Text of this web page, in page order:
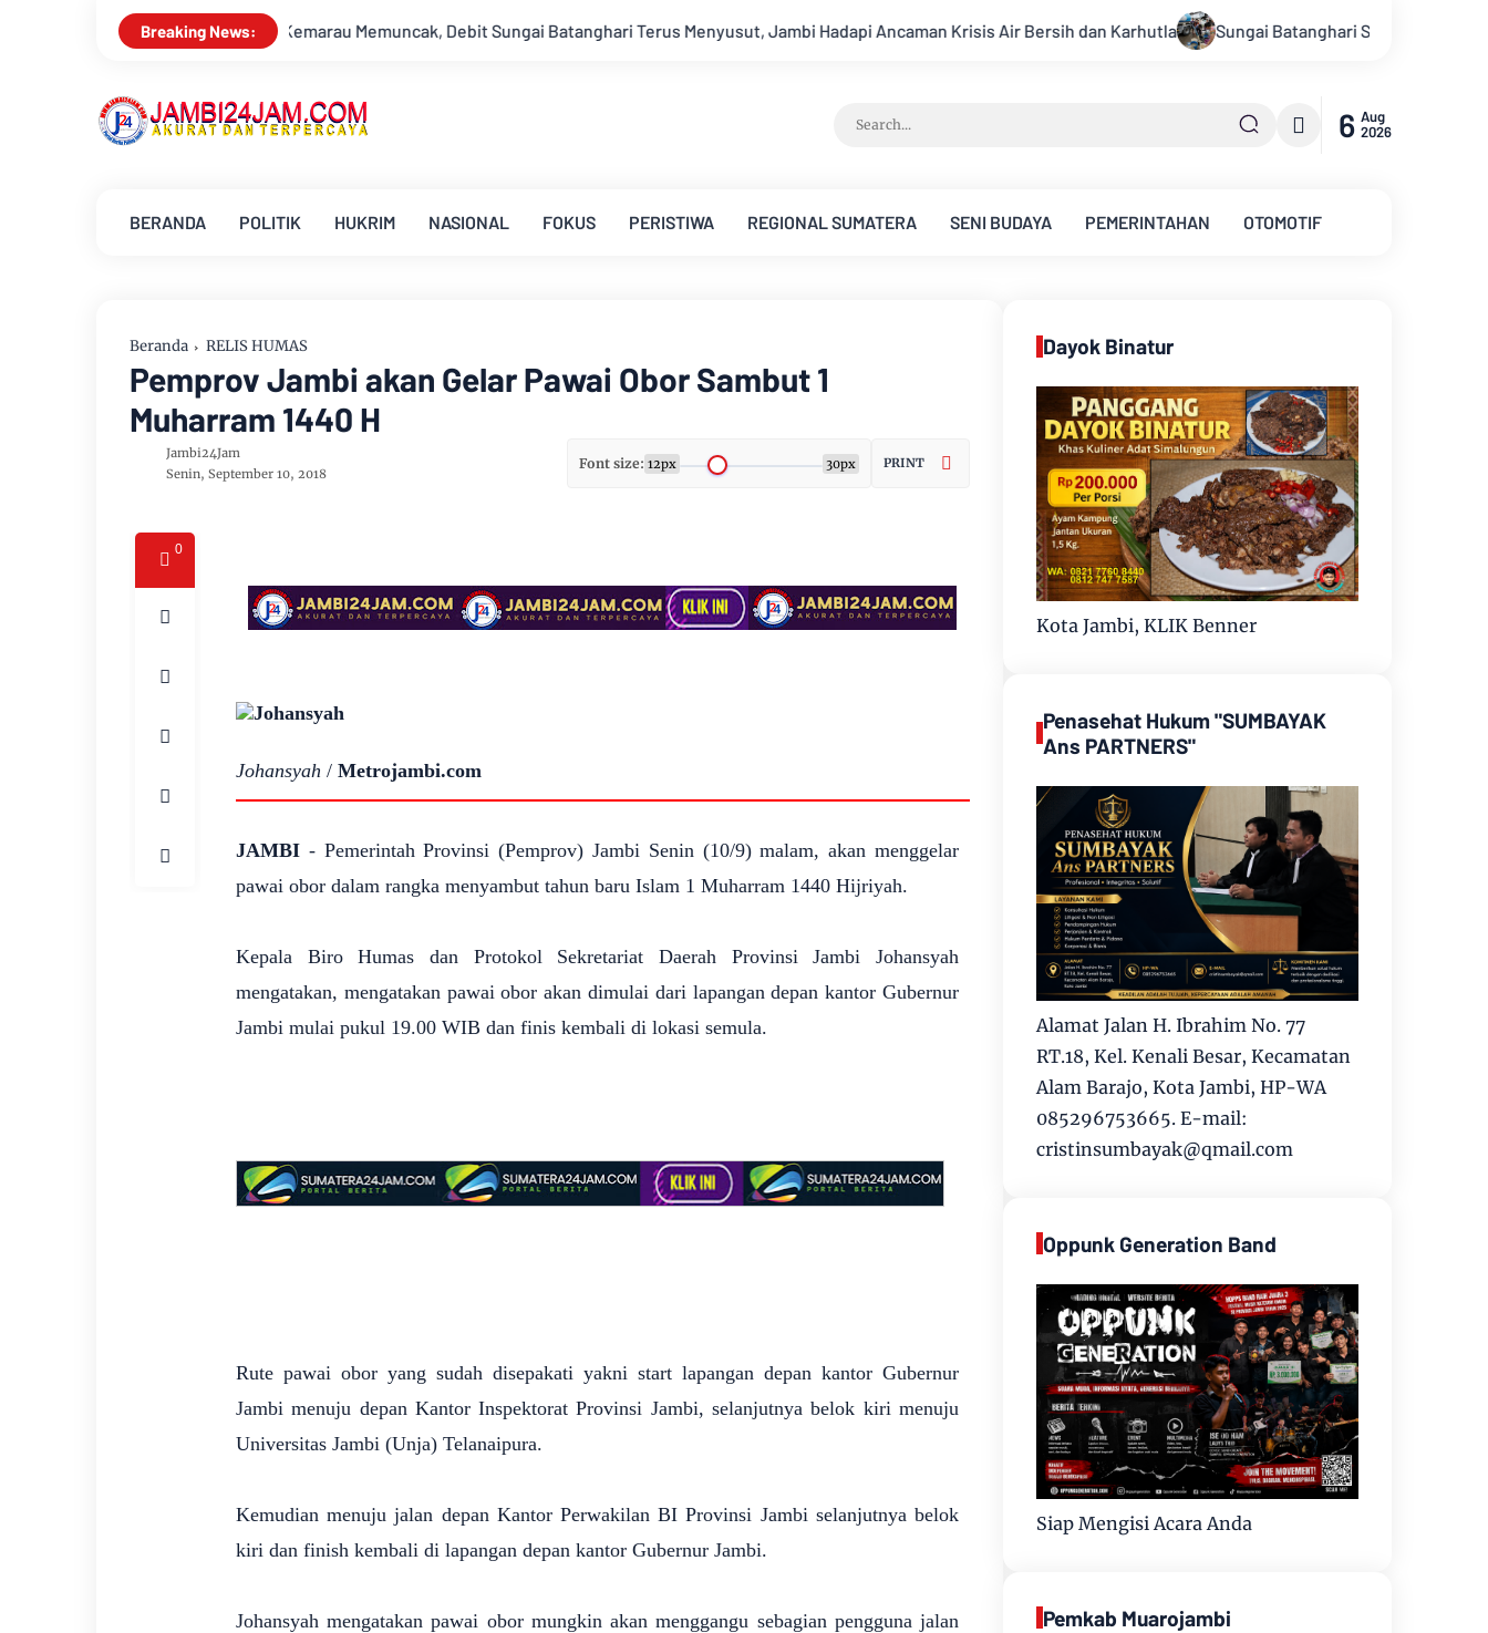
Breaking News:
Kemarau Memuncak, Debit Sungai Batanghari Terus Menyusut, Jambi Hadapi Ancaman Krisis Air Bersih dan Karhutla Sungai Batanghari Surut Akibat Kemarau, Pasokan Air Bersih
6 Aug
2026
BERANDA POLITIK HUKRIM NASIONAL FOKUS PERISTIWA REGIONAL SUMATERA SENI BUDAYA PEMERINTAHAN OTOMOTIF
Beranda RELIS HUMAS
Pemprov Jambi akan Gelar Pawai Obor Sambut 1
Muharram 1440 H
Jambi24Jam
Senin, September 10, 2018
Font size: 12px 30px PRINT
0
Johansyah / Metrojambi.com
JAMBI- Pemerintah Provinsi (Pemprov) Jambi Senin (10/9) malam, akan menggelar
pawai obor dalam rangka menyambut tahun baru Islam 1 Muharram 1440 Hijriyah.
Kepala Biro Humas dan Protokol Sekretariat Daerah Provinsi Jambi Johansyah
mengatakan, mengatakan pawai obor akan dimulai dari lapangan depan kantor Gubernur
Jambi mulai pukul 19.00 WIB dan finis kembali di lokasi semula.
Rute pawai obor yang sudah disepakati yakni start lapangan depan kantor Gubernur
Jambi menuju depan Kantor Inspektorat Provinsi Jambi, selanjutnya belok kiri menuju
Universitas Jambi (Unja) Telanaipura.
Kemudian menuju jalan depan Kantor Perwakilan BI Provinsi Jambi selanjutnya belok
kiri dan finish kembali di lapangan depan kantor Gubernur Jambi.
Johansyah mengatakan pawai obor mungkin akan menggangu sebagian pengguna jalan
Dayok Binatur
Kota Jambi, KLIK Benner
Penasehat Hukum "SUMBAYAK
Ans PARTNERS"
Alamat Jalan H. Ibrahim No. 77
RT.18, Kel. Kenali Besar, Kecamatan
Alam Barajo, Kota Jambi, HP-WA
085296753665. E-mail:
cristinsumbayak@qmail.com
Oppunk Generation Band
Siap Mengisi Acara Anda
Pemkab Muarojambi